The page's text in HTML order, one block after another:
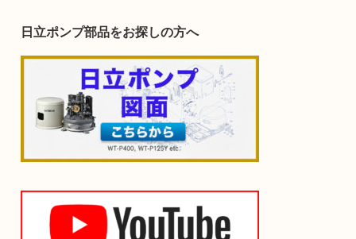
日立ポンプ部品をお探しの方へ